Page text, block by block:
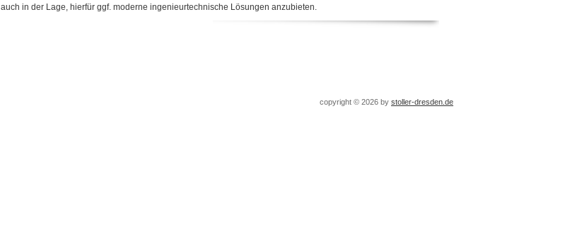
auch in der Lage, hierfür ggf. moderne ingenieur­technische Lösungen anzubieten.
copyright © 2026 by stoller-dresden.de